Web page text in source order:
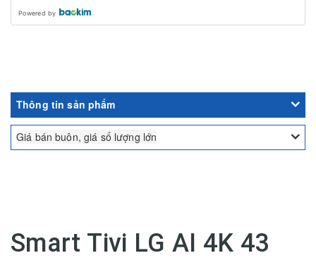
Powered by
Thông tin sản phẩm
Giá bán buôn, giá số lượng lớn
Smart Tivi LG AI 4K 43